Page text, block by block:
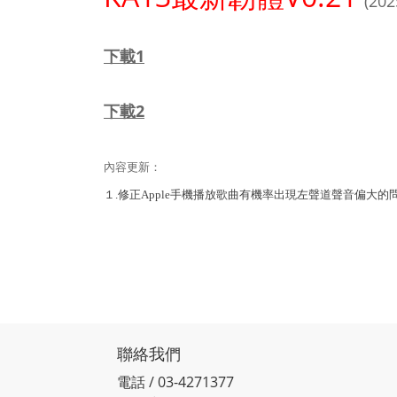
下載1
下載2
內容更新：
１.修正Apple手機播放歌曲有機率出現左聲道聲音偏大的問
聯絡我們
電話 / 03-4271377